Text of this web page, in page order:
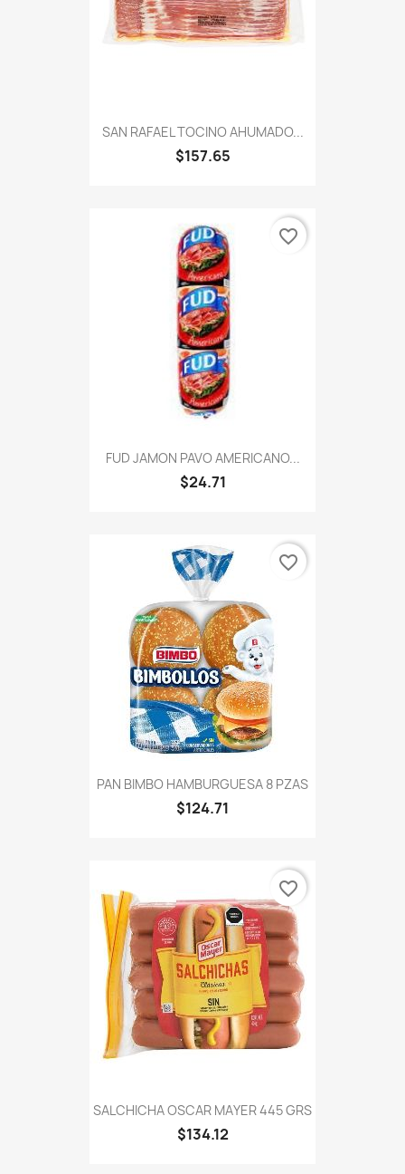
SAN RAFAEL TOCINO AHUMADO...
$157.65
FUD JAMON PAVO AMERICANO...
$24.71
favorite_border
PAN BIMBO HAMBURGUESA 8 PZAS
$124.71
favorite_border
SALCHICHA OSCAR MAYER 445 GRS
$134.12
favorite_border